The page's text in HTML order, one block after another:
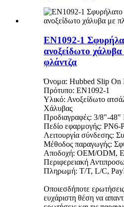
EN1092-1
ανοξείδωτο
φλάντζα
Όνομα: Hubbed Slip On
Πρότυπο: EN1092-1
Υλικό: Ανοξείδωτο
Χάλυβας
Προδιαγραφές: 3/8"-
Πεδίο εφαρμογής: PN6-
Λειτουργία σύνδεσης:
Μέθοδος παραγωγής:
Αποδοχή: OEM/ODM,
Περιφερειακή
Πληρωμή: T/T, L/C,
Οποιεσδήποτε
ευχάριστη θέση να